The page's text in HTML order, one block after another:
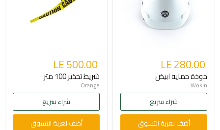
LE 280.00
خوذة حمايه ابيض
Wokin
شراء سريع
أضف لعربة التسوق
LE 500.00
شريط تحذير 100 متر
Orange
شراء سريع
أضف لعربة التسوق